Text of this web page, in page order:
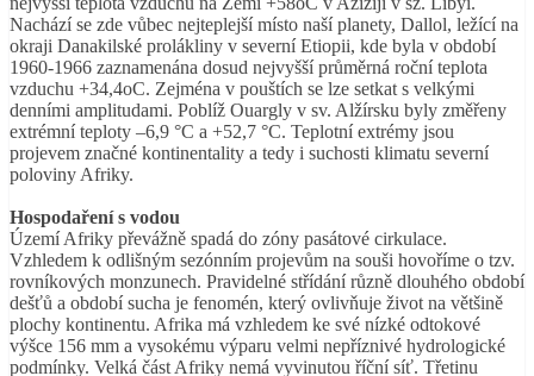
Nachází se zde vůbec nejteplejší místo naší planety, Dallol, ležící na
okraji Danakilské prolákliny v severní Etiopii, kde byla v období
1960-1966 zaznamenána dosud nejvyšší průměrná roční teplota
vzduchu +34,4oC. Zejména v pouštích se lze setkat s velkými
denními amplitudami. Poblíž Ouargly v sv. Alžírsku byly změřeny
extrémní teploty –6,9 °C a +52,7 °C. Teplotní extrémy jsou
projevem značné kontinentality a tedy i suchosti klimatu severní
poloviny Afriky.
Hospodaření s vodou
Území Afriky převážně spadá do zóny pasátové cirkulace.
Vzhledem k odlišným sezónním projevům na souši hovoříme o tzv.
rovníkových monzunech. Pravidelné střídání různě dlouhého období
dešťů a období sucha je fenomén, který ovlivňuje život na většině
plochy kontinentu. Afrika má vzhledem ke své nízké odtokové
výšce 156 mm a vysokému výparu velmi nepříznivé hydrologické
podmínky. Velká část Afriky nemá vyvinutou říční síť. Třetinu